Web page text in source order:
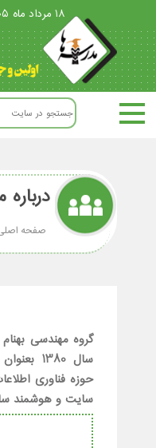
18 مرداد ماه 1405
درباره
صفحه
گروه مهندسی
سال
حوزه فناوری
سایت و هوشمند